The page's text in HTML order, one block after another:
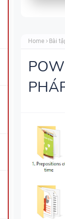
Home Bài